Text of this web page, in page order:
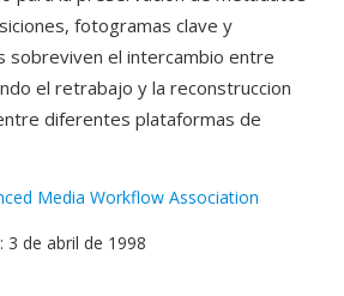
fotogramas clave y
sobreviven el intercambio entre
el retrabajo y la reconstruccion
diferentes plataformas de
Media Workflow Association
: 3 de abril de 1998